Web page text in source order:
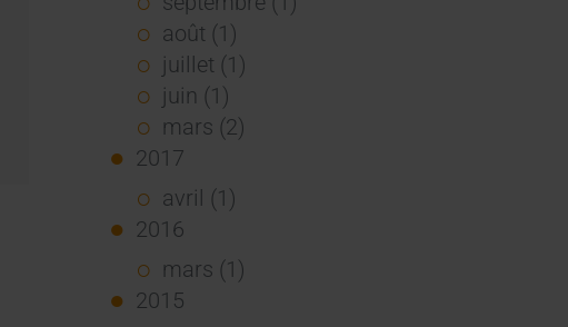
août (1)
juillet (1)
juin (1)
mars (2)
2017
avril (1)
2016
mars (1)
2015